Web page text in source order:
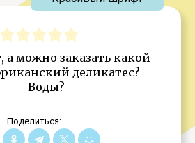
можно заказать какой-
деликатес?
— Воды?
Поделиться: